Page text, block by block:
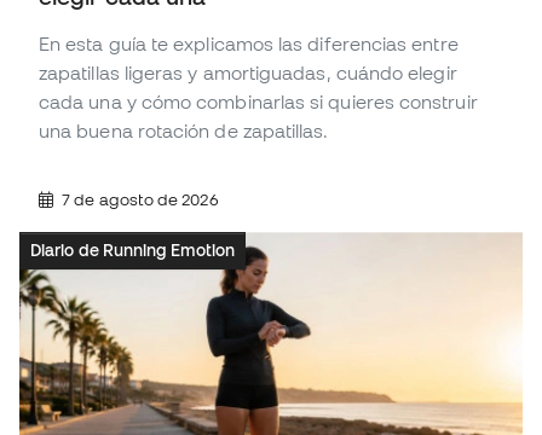
En esta guía te explicamos las diferencias entre
zapatillas ligeras y amortiguadas, cuándo elegir
cada una y cómo combinarlas si quieres construir
una buena rotación de zapatillas.
7 de agosto de 2026
Diario de Running Emotion